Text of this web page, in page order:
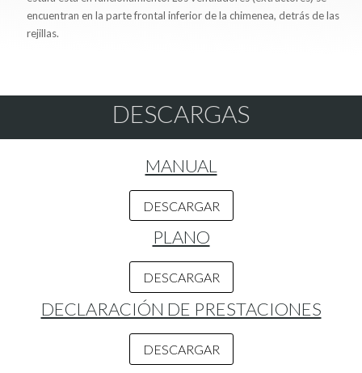
encuentran en la parte frontal inferior de la chimenea, detrás de las
rejillas.
DESCARGAS
MANUAL
DESCARGAR
PLANO
DESCARGAR
DECLARACIÓN DE PRESTACIONES
DESCARGAR